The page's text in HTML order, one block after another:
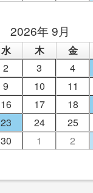
2026年 9月
水 木 金
2 3 4
9 10 11
16 17 18
23 24 25
30 1 2